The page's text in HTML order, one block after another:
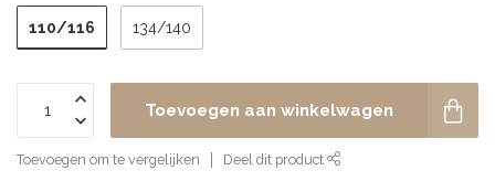
110/116 134/140
Toevoegen aan winkelwagen
Toevoegen om te vergelijken Deel dit product